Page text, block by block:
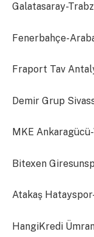
Galatasaray-
Fenerbahçe-
Fraport Tav
Demir Grup
MKE
Bitexen
Atakaş
HangiKredi